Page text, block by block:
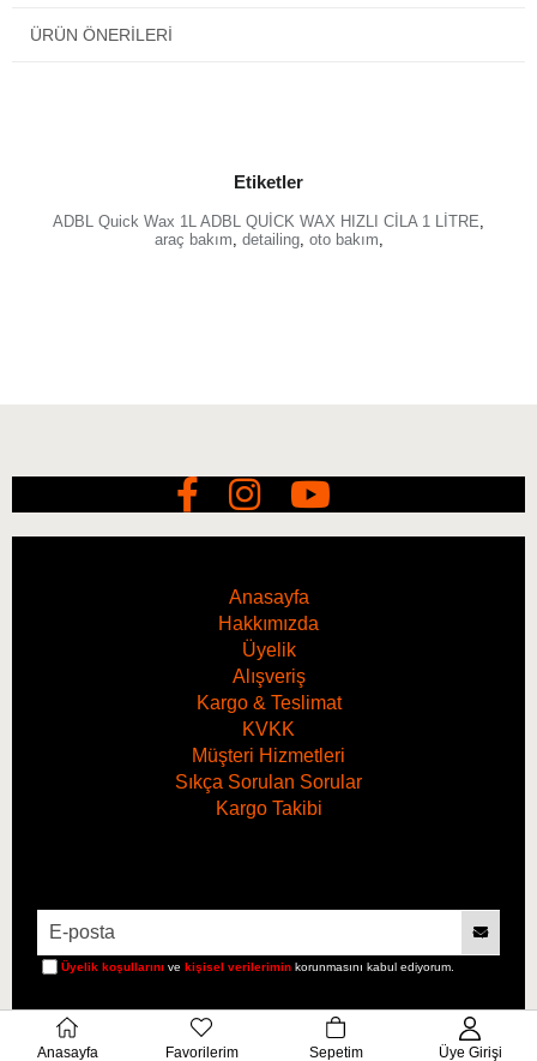
1 Litre
ÜRÜN ÖNERILERI
Etiketler
ADBL Quick Wax 1L ADBL QUİCK WAX HIZLI CİLA 1 LİTRE
araç bakım detailing, oto bakım
Anasayfa
Hakkımızda
Üyelik
Alışveriş
Kargo & Teslimat
KVKK
Müşteri Hizmetleri
Sıkça Sorulan Sorular
Kargo Takibi
Üyelik koşullarını vekişisel verilerimin korunmasını kabul ediyorum.
Anasayfa Favorilerim Sepetim Üye Girişi